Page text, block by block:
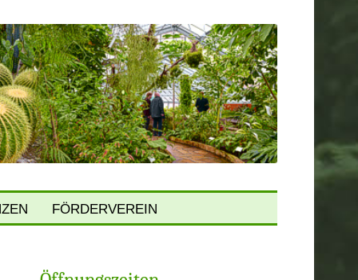
PATENSCHAFTEN
FÖRDERVEREIN
SPENDEN